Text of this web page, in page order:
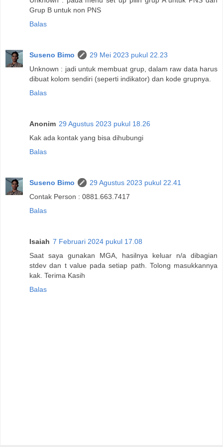
Grup B untuk non PNS
Balas
Suseno Bimo
29 Mei 2023 pukul 22.23
Unknown : jadi untuk membuat grup, dalam raw data harus
dibuat kolom sendiri (seperti indikator) dan kode grupnya.
Balas
Anonim 29 Agustus 2023 pukul 18.26
Kak ada kontak yang bisa dihubungi
Balas
Suseno Bimo
29 Agustus 2023 pukul 22.41
Contak Person : 0881.663.7417
Balas
Isaiah 7 Februari 2024 pukul 17.08
Saat saya gunakan MGA, hasilnya keluar n/a dibagian
stdev dan t value pada setiap path. Tolong masukkannya
kak. Terima Kasih
Balas